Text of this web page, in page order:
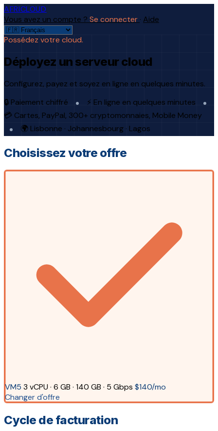
AFRICLOUD
Vous avez un compte ? Se connecter · Aide
Possédez votre cloud.
Déployez un serveur cloud
Configurez, payez et soyez en ligne en quelques minutes.
🔒 Paiement chiffré
⚡ En ligne en quelques minutes
💳 Cartes, PayPal, 300+ cryptomonnaies, Mobile Money
🌍 Lisbonne · Johannesbourg · Lagos
Choisissez votre offre
VM5 3 vCPU · 6 GB · 140 GB · 5 Gbps $140/mo
Changer d'offre
Cycle de facturation